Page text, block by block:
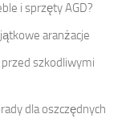
i sprzęty AGD?
aranżacje
szkodliwymi
dla oszczędnych